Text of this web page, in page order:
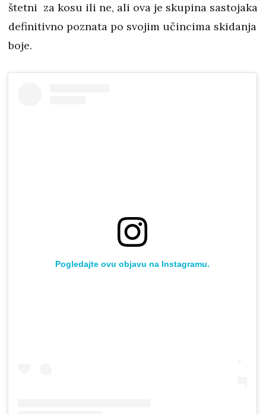
štetni za kosu ili ne, ali ova je skupina sastojaka
definitivno poznata po svojim učincima skidanja
boje.
Pogledajte ovu objavu na Instagramu.